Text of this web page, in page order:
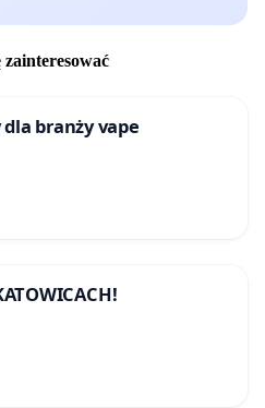
branży vape